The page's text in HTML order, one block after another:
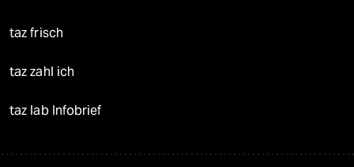
taz frisch
taz zahl ich
taz lab Infobrief